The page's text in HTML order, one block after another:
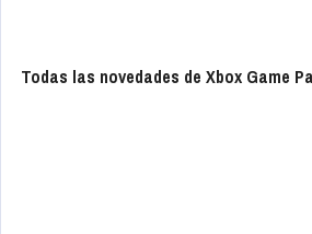
Todas las novedades de Xbox Game